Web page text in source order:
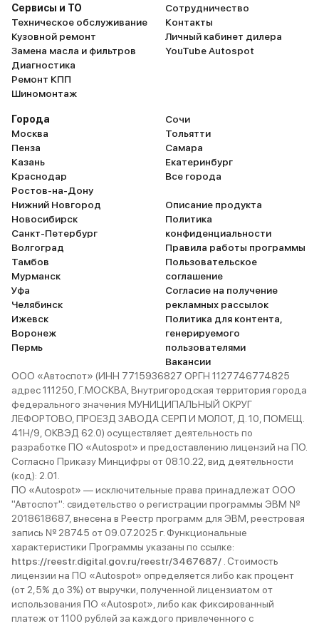
Сервисы и ТО
Техническое обслуживание
Кузовной ремонт
Замена масла и фильтров
Диагностика
Ремонт КПП
Шиномонтаж
Сотрудничество
Контакты
Личный кабинет дилера
YouTube Autospot
Города
Москва
Пенза
Казань
Краснодар
Ростов-на-Дону
Нижний Новгород
Новосибирск
Санкт-Петербург
Волгоград
Тамбов
Мурманск
Уфа
Челябинск
Ижевск
Воронеж
Пермь
Сочи
Тольятти
Самара
Екатеринбург
Все города
Описание продукта
Политика
конфиденциальности
Правила работы программы
Пользовательское
соглашение
Согласие на получение
рекламных рассылок
Политика для контента,
генерируемого
пользователями
Вакансии
ООО «Автоспот» (ИНН 7715936827 ОРГН 1127746774825
адрес 111250, Г.МОСКВА, Внутригородская территория города
федерального значения МУНИЦИПАЛЬНЫЙ ОКРУГ
ЛЕФОРТОВО, ПРОЕЗД ЗАВОДА СЕРП И МОЛОТ, Д. 10, ПОМЕЩ.
41Н/9, ОКВЭД 62.0) осуществляет деятельность по
разработке ПО «Autospot» и предоставлению лицензий на ПО.
Согласно Приказу Минцифры от 08.10.22, вид деятельности
(код): 2.01.
ПО «Autospot» — исключительные права принадлежат ООО
"Автоспот": свидетельство о регистрации программы ЭВМ №
2018618687, внесена в Реестр программ для ЭВМ, реестровая
запись № 28745 от 09.07.2025 г. Функциональные
характеристики Программы указаны по ссылке:
https://reestr.digital.gov.ru/reestr/3467687/ . Стоимость
лицензии на ПО «Autospot» определяется либо как процент
(от 2,5% до 3%) от выручки, полученной лицензиатом от
использования ПО «Autospot», либо как фиксированный
платеж от 1100 рублей за каждого привлеченного с